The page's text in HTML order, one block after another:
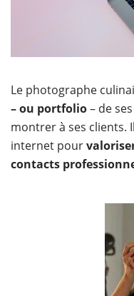
Le photographe
– ou portfolio– de
montrer à ses clients.
internet pour
contacts